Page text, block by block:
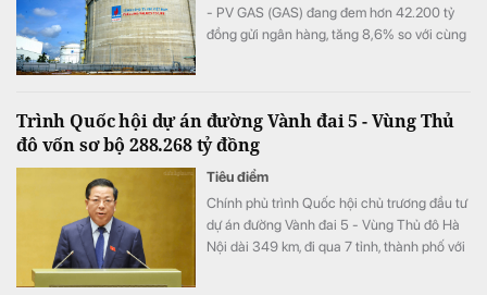
- PV GAS (GAS) đang đem hơn 42.200 tỷ
đồng gửi ngân hàng, tăng 8,6% so với cùng
Trình Quốc hội dự án đường Vành đai 5 - Vùng Thủ
đô vốn sơ bộ 288.268 tỷ đồng
Tiêu điểm
Chính phủ trình Quốc hội chủ trương đầu tư
dự án đường Vành đai 5 - Vùng Thủ đô Hà
Nội dài 349 km, đi qua 7 tỉnh, thành phố với